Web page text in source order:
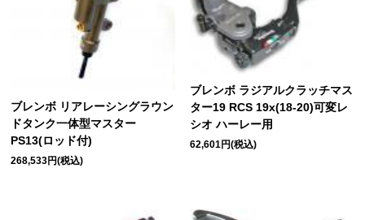
ブレンボ リアレーシングラウン
ドタンク一体型マスター
PS13(ロッド付)
268,533円(税込)
ブレンボ ラジアルクラッチマス
ター19 RCS 19x(18-20)可変レ
シオ ハーレー用
62,601円(税込)